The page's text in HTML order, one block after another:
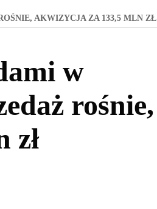
AKWIZYCJA ZA 133,5 MLN ZŁ
w
rośnie,
zł